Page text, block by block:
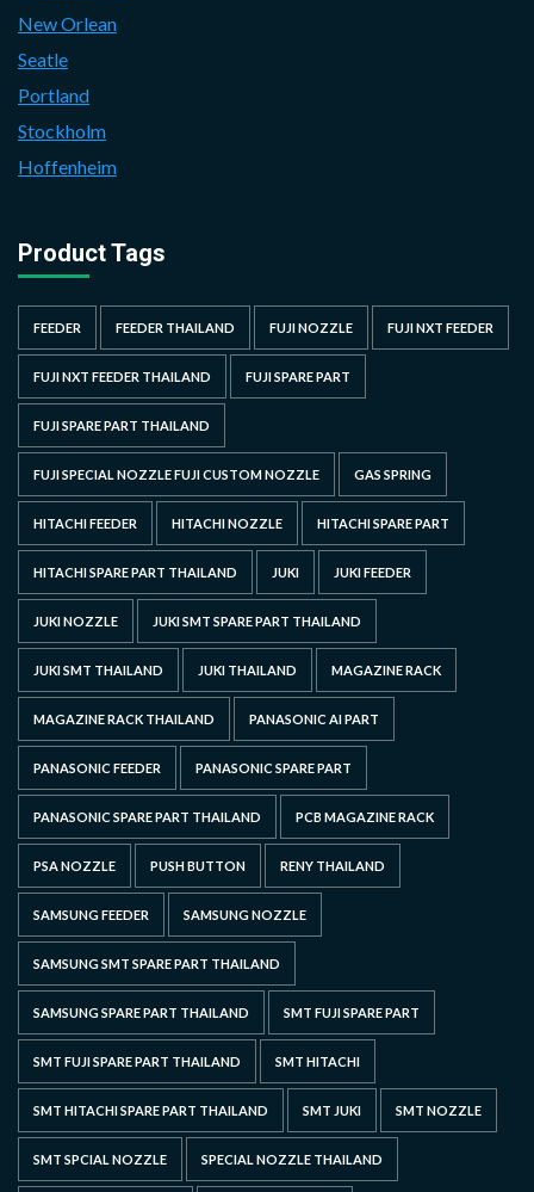
New Orlean
Seatle
Portland
Stockholm
Hoffenheim
Product Tags
FEEDER FEEDER THAILAND FUJI NOZZLE FUJI NXT FEEDER
FUJI NXT FEEDER THAILAND FUJI SPARE PART
FUJI SPARE PART THAILAND
FUJI SPECIAL NOZZLE FUJI CUSTOM NOZZLE GAS SPRING
HITACHI FEEDER HITACHI NOZZLE HITACHI SPARE PART
HITACHI SPARE PART THAILAND JUKI JUKI FEEDER
JUKI NOZZLE JUKI SMT SPARE PART THAILAND
JUKI SMT THAILAND JUKI THAILAND MAGAZINE RACK
MAGAZINE RACK THAILAND PANASONIC AI PART
PANASONIC FEEDER PANASONIC SPARE PART
PANASONIC SPARE PART THAILAND PCB MAGAZINE RACK
PSA NOZZLE PUSH BUTTON RENY THAILAND
SAMSUNG FEEDER SAMSUNG NOZZLE
SAMSUNG SMT SPARE PART THAILAND
SAMSUNG SPARE PART THAILAND SMT FUJI SPARE PART
SMT FUJI SPARE PART THAILAND SMT HITACHI
SMT HITACHI SPARE PART THAILAND SMT JUKI SMT NOZZLE
SMT SPCIAL NOZZLE SPECIAL NOZZLE THAILAND